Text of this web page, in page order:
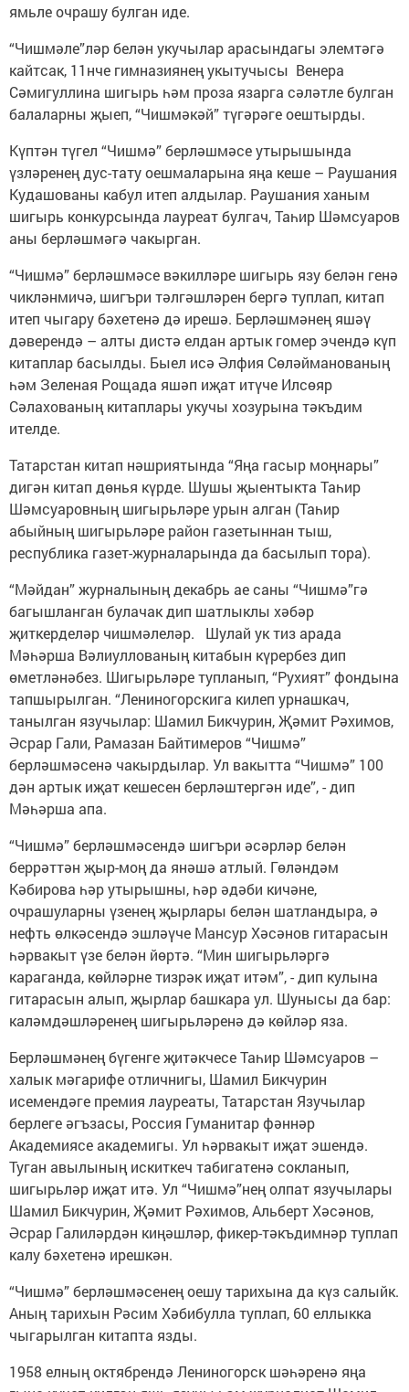
ямьле очрашу булган иде.
“Чишмәле”ләр белән укучылар арасындагы элемтәгә
кайтсак, 11нче гимназиянең укытучысы Венера
Сәмигуллина шигырь һәм проза язарга сәләтле булган
балаларны җыеп, “Чишмәкәй” түгәрәге оештырды.
Күптән түгел “Чишмә” берләшмәсе утырышында
үзләренең дус-тату оешмаларына яңа кеше – Раушания
Кудашованы кабул итеп алдылар. Раушания ханым
шигырь конкурсында лауреат булгач, Таһир Шәмсуаров
аны берләшмәгә чакырган.
“Чишмә” берләшмәсе вәкилләре шигырь язу белән генә
чикләнмичә, шигъри тәлгәшләрен бергә туплап, китап
итеп чыгару бәхетенә дә ирешә. Берләшмәнең яшәү
дәверендә – алты дистә елдан артык гомер эчендә күп
китаплар басылды. Быел исә Әлфия Сөләйманованың
һәм Зеленая Рощада яшәп иҗат итүче Илсөяр
Сәлахованың китаплары укучы хозурына тәкъдим
ителде.
Татарстан китап нәшриятында “Яңа гасыр моңнары”
дигән китап дөнья күрде. Шушы җыентыкта Таһир
Шәмсуаровның шигырьләре урын алган (Таһир
абыйның шигырьләре район газетыннан тыш,
республика газет-журналарында да басылып тора).
“Мәйдан” журналының декабрь ае саны “Чишмә”гә
багышланган булачак дип шатлыклы хәбәр
җиткерделәр чишмәлеләр. Шулай ук тиз арада
Мәһәрша Вәлиуллованың китабын күрербез дип
өметләнәбез. Шигырьләре тупланып, “Рухият” фондына
тапшырылган. “Лениногорскига килеп урнашкач,
танылган язучылар: Шамил Бикчурин, Җәмит Рәхимов,
Әсрар Гали, Рамазан Байтимеров “Чишмә”
берләшмәсенә чакырдылар. Ул вакытта “Чишмә” 100
дән артык иҗат кешесен берләштергән иде”, - дип
Мәһәрша апа.
“Чишмә” берләшмәсендә шигъри әсәрләр белән
беррәттән җыр-моң да янәшә атлый. Гөләндәм
Кәбирова һәр утырышны, һәр әдәби кичәне,
очрашуларны үзенең җырлары белән шатландыра, ә
нефть өлкәсендә эшләүче Мансур Хәсәнов гитарасын
һәрвакыт үзе белән йөртә. “Мин шигырьләргә
караганда, көйләрне тизрәк иҗат итәм”, - дип кулына
гитарасын алып, җырлар башкара ул. Шунысы да бар:
каләмдәшләренең шигырьләренә дә көйләр яза.
Берләшмәнең бүгенге җитәкчесе Таһир Шәмсуаров –
халык мәгарифе отличнигы, Шамил Бикчурин
исемендәге премия лауреаты, Татарстан Язучылар
берлеге әгъзасы, Россия Гуманитар фәннәр
Академиясе академигы. Ул һәрвакыт иҗат эшендә.
Туган авылының искиткеч табигатенә сокланып,
шигырьләр иҗат итә. Ул “Чишмә”нең олпат язучылары
Шамил Бикчурин, Җәмит Рәхимов, Альберт Хәсәнов,
Әсрар Галиләрдән киңәшләр, фикер-тәкъдимнәр туплап
калу бәхетенә ирешкән.
“Чишмә” берләшмәсенең оешу тарихына да күз салыйк.
Аның тарихын Рәсим Хәбибулла туплап, 60 еллыкка
чыгарылган китапта язды.
1958 елның октябрендә Лениногорск шәһәренә яңа